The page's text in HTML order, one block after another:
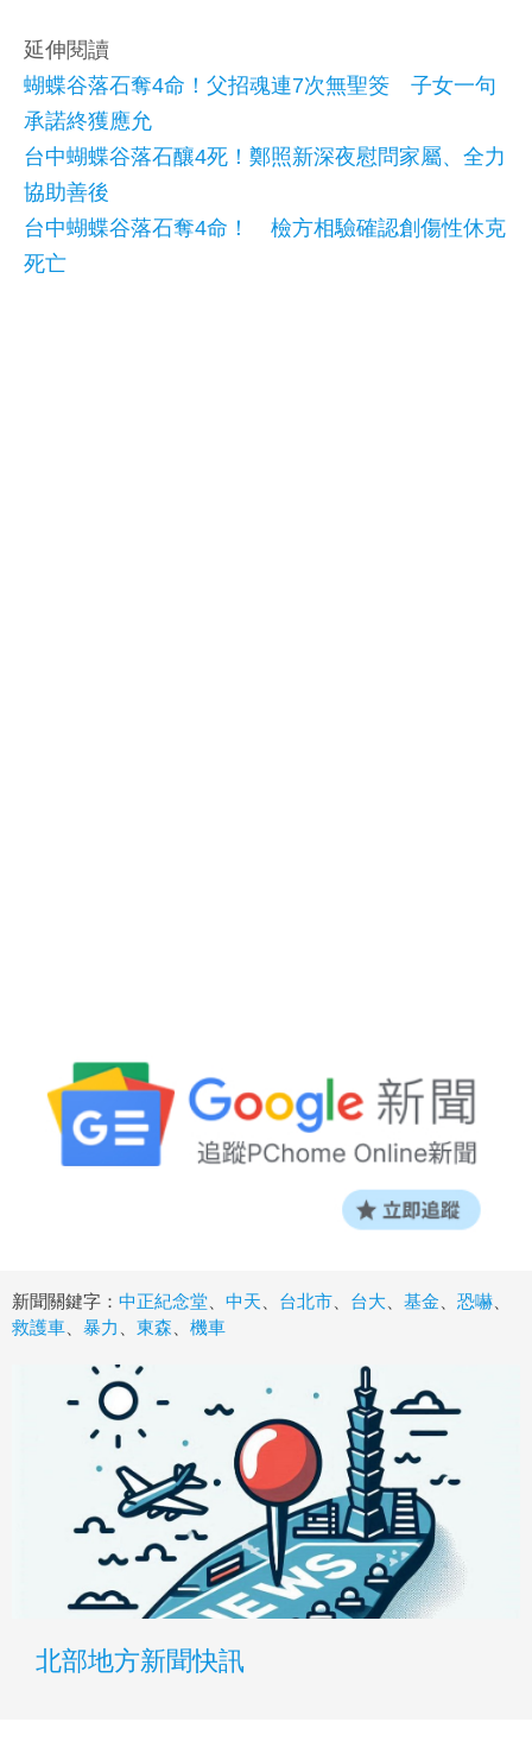
延伸閱讀
蝴蝶谷落石奪4命！父招魂連7次無聖筊 子女一句
承諾終獲應允
台中蝴蝶谷落石釀4死！鄭照新深夜慰問家屬、全力
協助善後
台中蝴蝶谷落石奪4命！ 檢方相驗確認創傷性休克
死亡
新聞關鍵字： 中正紀念堂 中天 台北市 台大 基金 恐嚇
救護車
暴力 東森 機車
北部地方新聞快訊